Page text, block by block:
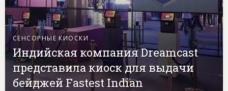
СЕНСОРНЫЕ КИОСКИ
Индийская компания Dreamcast
представила киоск для выдачи
бейджей Fastest Indian